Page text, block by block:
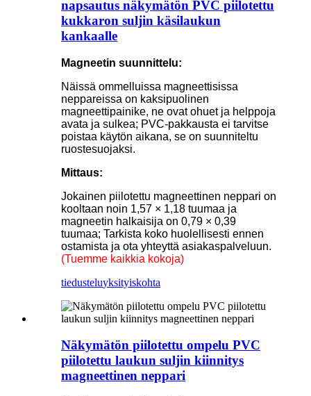
napsautus näkymätön PVC piilotettu
kukkaron suljin käsilaukun
kankaalle
Magneetin suunnittelu:
Näissä ommelluissa magneettisissa
neppareissa on kaksipuolinen
magneettipainike, ne ovat ohuet ja helppoja
avata ja sulkea; PVC-pakkausta ei tarvitse
poistaa käytön aikana, se on suunniteltu
ruostesuojaksi.
Mittaus:
Jokainen piilotettu magneettinen neppari on
kooltaan noin 1,57 × 1,18 tuumaa ja
magneetin halkaisija on 0,79 × 0,39
tuumaa; Tarkista koko huolellisesti ennen
ostamista ja ota yhteyttä asiakaspalveluun.
(Tuemme kaikkia kokoja)
tiedusteluyksityiskohta
Näkymätön piilotettu ompelu PVC
piilotettu laukun suljin kiinnitys
magneettinen neppari